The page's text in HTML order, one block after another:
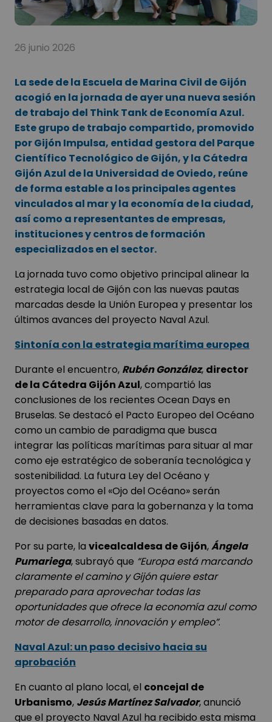
26 junio 2026
La sede de la Escuela de Marina Civil de Gijón
acogió en la jornada de ayer una nueva sesión
de trabajo del Think Tank de Economía Azul.
Este grupo de trabajo compartido, promovido
por Gijón Impulsa, entidad gestora del Parque
Científico Tecnológico de Gijón, y la Cátedra
Gijón Azul de la Universidad de Oviedo, reúne
de forma estable a los principales agentes
vinculados al mar y la economía de la ciudad,
así como a representantes de empresas,
instituciones y centros de formación
especializados en el sector.
La jornada tuvo como objetivo principal alinear la
estrategia local de Gijón con las nuevas pautas
marcadas desde la Unión Europea y presentar los
últimos avances del proyecto Naval Azul.
Sintonía con la estrategia marítima europea
Durante el encuentro, Rubén González, director
de la Cátedra Gijón Azul, compartió las
conclusiones de los recientes Ocean Days en
Bruselas. Se destacó el Pacto Europeo del Océano
como un cambio de paradigma que busca
integrar las políticas marítimas para situar al mar
como eje estratégico de soberanía tecnológica y
sostenibilidad. La futura Ley del Océano y
proyectos como el «Ojo del Océano» serán
herramientas clave para la gobernanza y la toma
de decisiones basadas en datos.
Por su parte, la vicealcaldesa de Gijón,Ángela
Pumariega, subrayó que “Europa está marcando
claramente el camino y Gijón quiere estar
preparado para aprovechar todas las
oportunidades que ofrece la economía azul como
motor de desarrollo, innovación y empleo”.
Naval Azul: un paso decisivo hacia su
aprobación
En cuanto al plano local, el concejal de
Urbanismo, Jesús Martínez Salvador, anunció
que el proyecto Naval Azul ha recibido esta misma